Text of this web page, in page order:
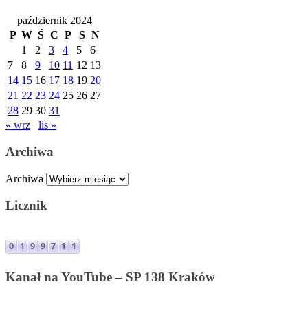
październik 2024
P W Ś C P S N
1
2 3 4 5
6
7
8 9 10 11 12 13
14 15 16 17 18 19 20
21 22 23 24 25 26 27
28 29 30 31
« wrz
lis »
Archiwa
Archiwa
Licznik
Kanał na YouTube – SP 138 Kraków